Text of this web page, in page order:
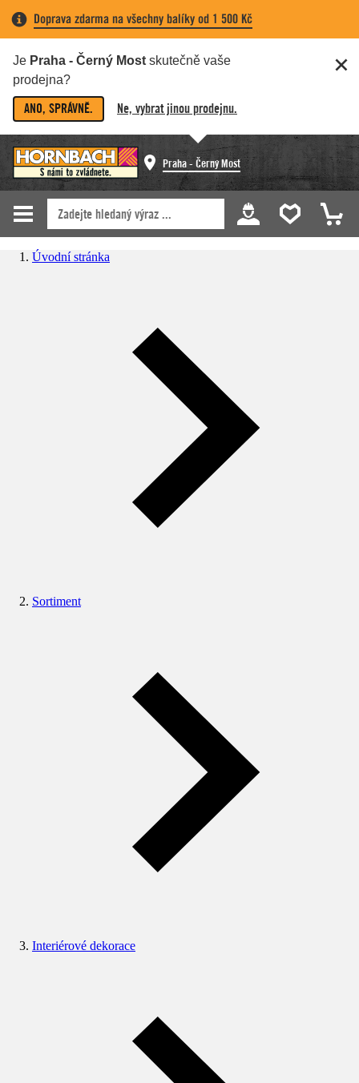
Doprava zdarma na všechny balíky od 1 500 Kč
Je Praha - Černý Most skutečně vaše
prodejna?
ANO, SPRÁVNĚ. Ne, vybrat jinou prodejnu.
Praha - Černý Most
Úvodní stránka
Sortiment
Interiérové dekorace